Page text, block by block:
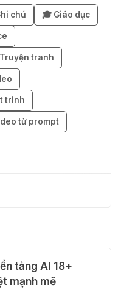
3–6 tháng
ChatGPT Plus
Mexico
Go 12 tháng
múa với Google
chú 🎓 Giáo dục
tranh
trình
từ prompt
tảng AI 18+
mạnh mẽ